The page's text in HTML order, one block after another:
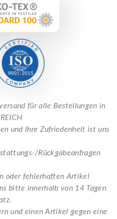
für alle Bestellungen in
und Ihre Zufriedenheit ist uns
Rückgabeanfragen
oder fehlerhaften Artikel
bitte innerhalb von 14 Tagen
und einen Artikel gegen eine